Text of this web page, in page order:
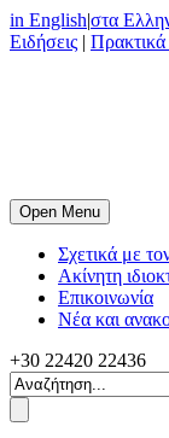
in English|στα
Ειδήσεις | Πρακτικά
Open Menu
Σχετικά με
Ακίνητη
Επικοινωνία
Νέα και
+30 22420 22436